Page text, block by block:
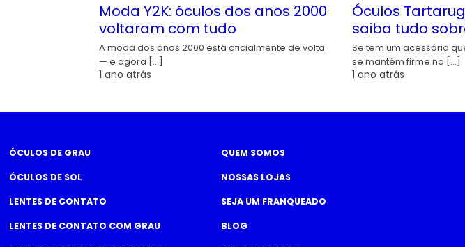
Moda Y2K: óculos dos anos 2000
voltaram com tudo
A moda dos anos 2000 está oficialmente de volta
— e agora […]
1 ano atrás
Óculos
saiba tudo
Se tem um acessório
se mantém firme no […]
1 ano atrás
ÓCULOS DE GRAU
ÓCULOS DE SOL
LENTES DE CONTATO
LENTES DE CONTATO COM GRAU
QUEM SOMOS
NOSSAS LOJAS
SEJA UM FRANQUEADO
BLOG